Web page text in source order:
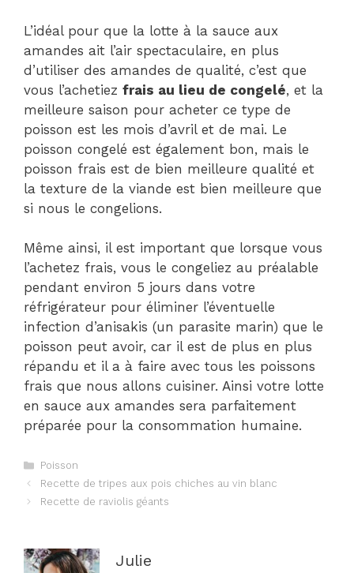
L’idéal pour que la lotte à la sauce aux
amandes ait l’air spectaculaire, en plus
d’utiliser des amandes de qualité, c’est que
vous l’achetiez frais au lieu de congelé, et la
meilleure saison pour acheter ce type de
poisson est les mois d’avril et de mai. Le
poisson congelé est également bon, mais le
poisson frais est de bien meilleure qualité et
la texture de la viande est bien meilleure que
si nous le congelions.
Même ainsi, il est important que lorsque vous
l’achetez frais, vous le congeliez au préalable
pendant environ 5 jours dans votre
réfrigérateur pour éliminer l’éventuelle
infection d’anisakis (un parasite marin) que le
poisson peut avoir, car il est de plus en plus
répandu et il a à faire avec tous les poissons
frais que nous allons cuisiner. Ainsi votre lotte
en sauce aux amandes sera parfaitement
préparée pour la consommation humaine.
Catégories
Poisson
Navigation
des
Recette de tripes aux pois chiches au vin blanc
Recette de raviolis géants
Julie